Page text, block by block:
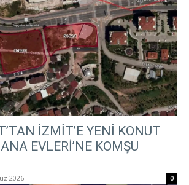
İZMİT’E YENİ KONUT
EVLERİ’NE KOMŞU
2026 0